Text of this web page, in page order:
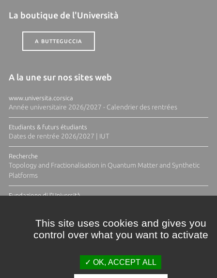
La boutique de l'Università
A BUTTEGUCCIA
A la une sur nos sites web
www.universita.corsica
Année universitaire 2026/2027 - Calendrier des rentrées
Etudiants & futurs étudiants
Dates de rentrée 2026/2027 | IUT
Recherche
Topology and Fractionalisation in Quantum Matter and Synthetic
Platforms
Fundazione di l'Università
This site uses cookies and gives you
control over what you want to activate
OK, ACCEPT ALL